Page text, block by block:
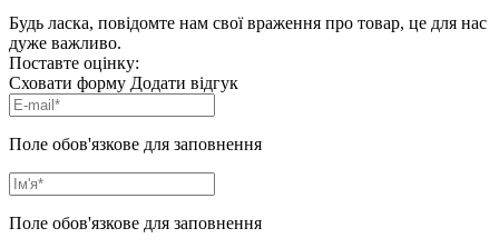
Будь ласка, повідомте нам свої враження про товар, це для нас
дуже важливо.
Поставте оцінку:
Сховати форму Додати відгук
Поле обов'язкове для заповнення
Поле обов'язкове для заповнення